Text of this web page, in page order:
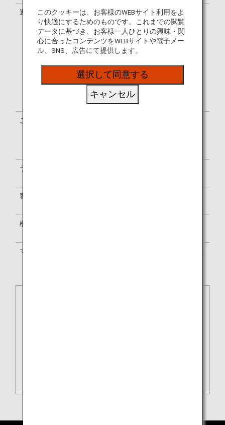
運航会社
ユーロウィングスとコードシェア便を
運航する下記の航空会社の場合もあり
ます。
ユーロウィングスヨーロッパ / エア・
バルティック / アヴィオン・エクスプ
TUIフライ / ゲットジェット・エアラ
インズ
サービスは、ユーロウィングスの運航
便と異なる場合があります。
ご利用便名の確認
ラウンジのご利用
客室乗務員
機内サービス
マイル積算
このクッキーは、お客様のWEBサイト利用をよ
り快適にするためのものです。これまでの閲覧
データに基づき、お客様一人ひとりの興味・関
心に合ったコンテンツをWEBサイトや電子メー
ル、SNS、広告にて提供します。
選択して同意する
キャンセル